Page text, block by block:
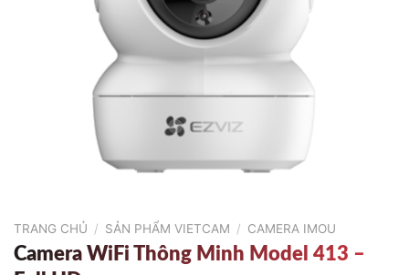
TRANG CHỦ / SẢN PHẨM VIETCAM / CAMERA IMOU
Camera WiFi Thông Minh Model 413 –